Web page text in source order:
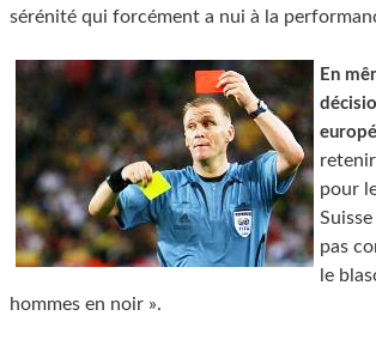
sérénité qui forcément a nui à la
En
pour
pas
le
hommes en noir ».